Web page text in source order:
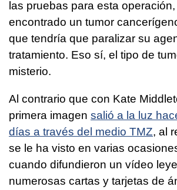
las pruebas para esta
encontrado un tumor
que tendría que paralizar su
tratamiento. Eso sí, el tipo de
misterio.
Al contrario que con Kate
primera imagen salió a la luz
días a través del medio TMZ, al
se le ha visto en varias
cuando difundieron un vídeo
numerosas cartas y tarjetas de